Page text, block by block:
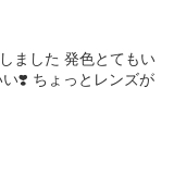
ました 発色とてもい
❣️ ちょっとレンズが